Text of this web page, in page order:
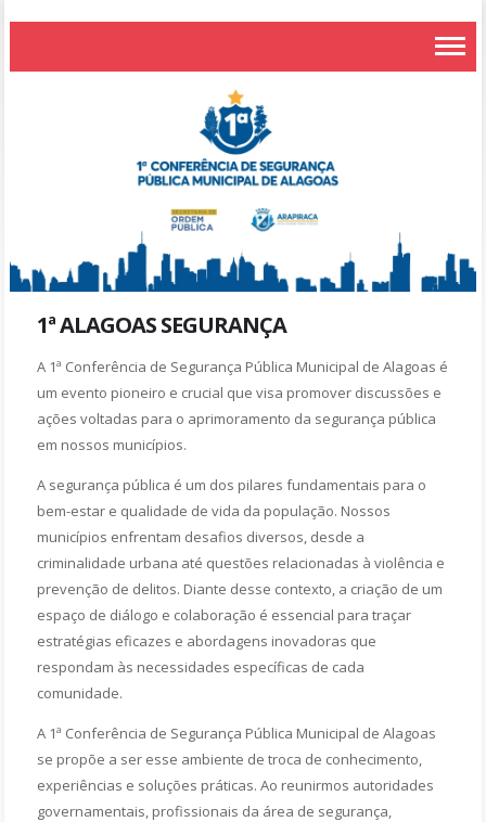
1ª ALAGOAS SEGURANÇA
A 1ª Conferência de Segurança Pública Municipal de Alagoas é
um evento pioneiro e crucial que visa promover discussões e
ações voltadas para o aprimoramento da segurança pública
em nossos municípios.
A segurança pública é um dos pilares fundamentais para o
bem-estar e qualidade de vida da população. Nossos
municípios enfrentam desafios diversos, desde a
criminalidade urbana até questões relacionadas à violência e
prevenção de delitos. Diante desse contexto, a criação de um
espaço de diálogo e colaboração é essencial para traçar
estratégias eficazes e abordagens inovadoras que
respondam às necessidades específicas de cada
comunidade.
A 1ª Conferência de Segurança Pública Municipal de Alagoas
se propõe a ser esse ambiente de troca de conhecimento,
experiências e soluções práticas. Ao reunirmos autoridades
governamentais, profissionais da área de segurança,